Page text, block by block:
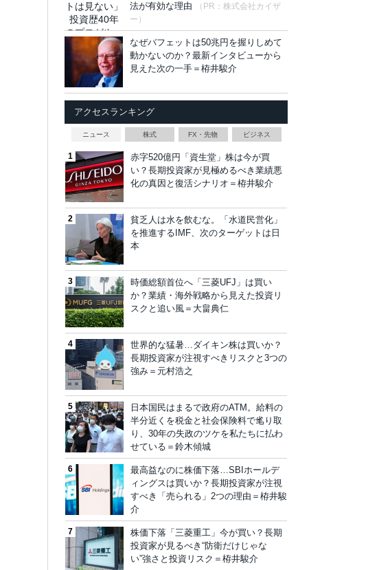
法が有効な理由
（PR：株式会社カイザ
ー）
なぜバフェットは50兆円を握りしめて
動かないのか？最新インタビューから
見えた次の一手＝栫井駿介
アクセスランキング
ニュース 株式 FX・先物 ビジネス
赤字520億円「資生堂」株は今が買
い？長期投資家が見極めるべき業績悪
化の真因と復活シナリオ＝栫井駿介
貧乏人は水を飲むな。「水道民営化」
を推進するIMF、次のターゲットは日
本
時価総額首位へ「三菱UFJ」は買い
か？業績・海外戦略から見えた投資リ
スクと追い風＝大畠典仁
世界的な猛暑…ダイキン株は買いか？
長期投資家が注視すべきリスクと3つの
強み＝元村浩之
日本国民はまるで政府のATM。給料の
半分近くを税金と社会保険料で毟り取
り、30年の失政のツケを私たちに払わ
せている＝鈴木傾城
最高益なのに株価下落…SBIホールデ
ィングスは買いか？長期投資家が注視
すべき「売られる」2つの理由＝栫井駿
介
株価下落「三菱重工」今が買い？長期
投資家が見るべき“防衛だけじゃな
い”強さと投資リスク＝栫井駿介